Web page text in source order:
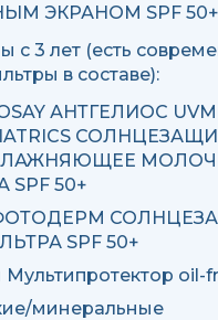
ЭКРАНОМ SPF 50+
с 3 лет (есть
в составе):
АНТГЕЛИОС
50+
ФОТОДЕРМ
SPF 50+
Мультипротектор oil-
минеральные